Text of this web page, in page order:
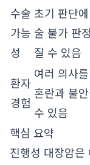
수술
가능
성
초기 판단
술 불가 판
질 수 있음
환자
경험
여러 의사
혼란과 불
수 있음
핵심 요약
진행성 대장암은